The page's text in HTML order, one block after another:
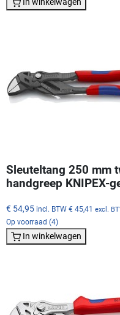
Sleuteltang 250 mm
handgreep KNIPEX-
€ 54,95 incl. BTW € 45,41 excl.
Op voorraad (4)
In winkelwagen